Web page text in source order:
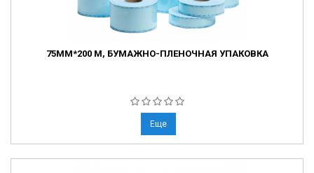
75ММ*200 М, БУМАЖНО-ПЛЕНОЧНАЯ УПАКОВКА
Еще